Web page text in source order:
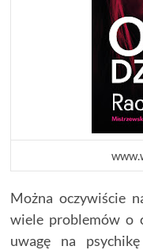
Można oczywiście
wiele problemów o
uwagę na